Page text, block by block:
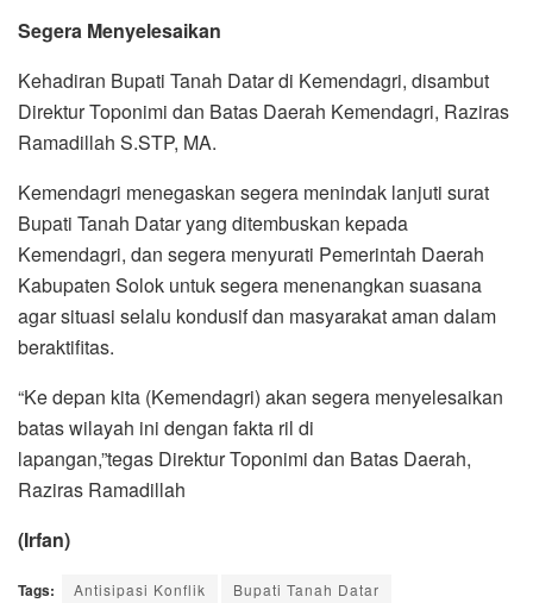
Segera Menyelesaikan
Kehadiran Bupati Tanah Datar di Kemendagri, disambut
Direktur Toponimi dan Batas Daerah Kemendagri, Raziras
Ramadillah S.STP, MA.
Kemendagri menegaskan segera menindak lanjuti surat
Bupati Tanah Datar yang ditembuskan kepada
Kemendagri, dan segera menyurati Pemerintah Daerah
Kabupaten Solok untuk segera menenangkan suasana
agar situasi selalu kondusif dan masyarakat aman dalam
beraktifitas.
“Ke depan kita (Kemendagri) akan segera menyelesaikan
batas wilayah ini dengan fakta ril di
lapangan,”tegas Direktur Toponimi dan Batas Daerah,
Raziras Ramadillah
(Irfan)
Tags: Antisipasi Konflik
Bupati Tanah Datar